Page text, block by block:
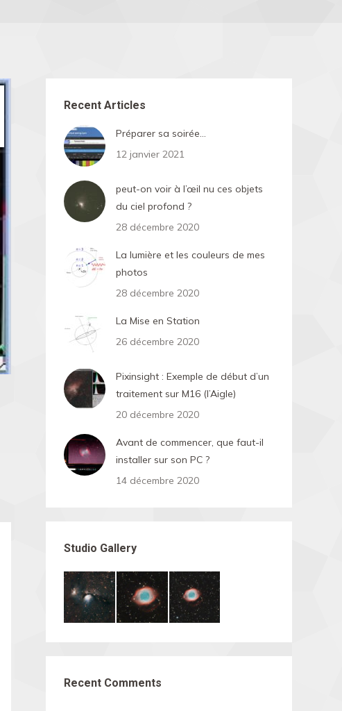
Recent Articles
Préparer sa soirée…
12 janvier 2021
peut-on voir à l’œil nu ces objets
du ciel profond ?
28 décembre 2020
La lumière et les couleurs de mes
photos
28 décembre 2020
La Mise en Station
26 décembre 2020
Pixinsight : Exemple de début d’un
traitement sur M16 (l’Aigle)
20 décembre 2020
Avant de commencer, que faut-il
installer sur son PC ?
14 décembre 2020
Studio Gallery
Recent Comments